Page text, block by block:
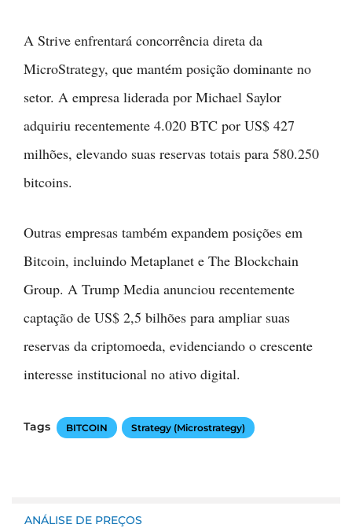
A Strive enfrentará concorrência direta da
MicroStrategy, que mantém posição dominante no
setor. A empresa liderada por Michael Saylor
adquiriu recentemente 4.020 BTC por US$ 427
milhões, elevando suas reservas totais para 580.250
bitcoins.
Outras empresas também expandem posições em
Bitcoin, incluindo Metaplanet e The Blockchain
Group. A Trump Media anunciou recentemente
captação de US$ 2,5 bilhões para ampliar suas
reservas da criptomoeda, evidenciando o crescente
interesse institucional no ativo digital.
Tags BITCOIN Strategy (Microstrategy)
ANÁLISE DE PREÇOS